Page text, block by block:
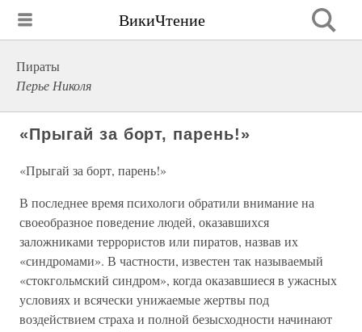
ВикиЧтение
Пираты
Перье Николя
«Прыгай за борт, парень!»
«Прыгай за борт, парень!»
В последнее время психологи обратили внимание на
своеобразное поведение людей, оказавшихся
заложниками террористов или пиратов, назвав их
«синдромами». В частности, известен так называемый
«стокгольмский синдром», когда оказавшиеся в ужасных
условиях и всячески унижаемые жертвы под
воздействием страха и полной безысходности начинают